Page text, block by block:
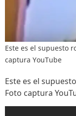
Este es el supuesto
captura YouTube
Este es el
Foto captura